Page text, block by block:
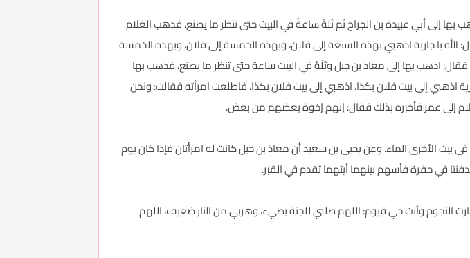
إلى أبي عبيدة بن الجراح ثم تَلَهَّ ساعةً في البيت حتى تنظر ما يصنع، فذهب الغلام
يا جارية اذهبي بهذه السبعة إلى فلان، وبهذه الخمسة إلى فلان، وبهذه الخمسة
اذهب بها إلى معاذ بن جبل وتَلَهَّ في البيت ساعة حتى تنظر ما يصنع، فذهب بها
اذهبي إلى بيت فلان بكذا، اذهبي إلى بيت فلان بكذا، فاطلعت امرأته فقالت: ونحن
إلى عمر فأخبره بذلك فقال: إنهم إخوة بعضهم من بعض.
الأخرى الماء. وعن يحيى بن سعيد أن معاذ بن جبل كانت له امرأتان فإذا كان يوم
في حفرة فأسهم بينهما أيتهما تقدم في القبر.
النجوم وأنت حي قيوم: اللهم طلبي للجنة بطيء، وهربي من النار ضعيف، اللهم